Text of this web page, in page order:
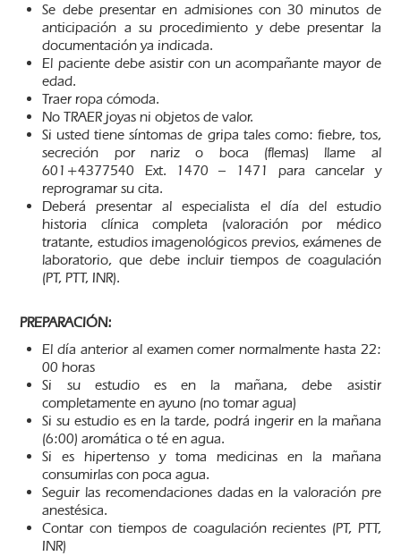
Se debe presentar en admisiones con 30 minutos de
anticipación a su procedimiento y debe presentar la
documentación ya indicada.
El paciente debe asistir con un acompañante mayor de
edad.
Traer ropa cómoda.
No TRAER joyas ni objetos de valor.
Si usted tiene síntomas de gripa tales como: fiebre, tos,
secreción por nariz o boca (flemas) llame al
601+4377540 Ext. 1470 – 1471 para cancelar y
reprogramar su cita.
Deberá presentar al especialista el día del estudio
historia clínica completa (valoración por médico
tratante, estudios imagenológicos previos, exámenes de
laboratorio, que debe incluir tiempos de coagulación
(PT, PTT, INR).
PREPARACIÓN:
El día anterior al examen comer normalmente hasta 22:
00 horas
Si su estudio es en la mañana, debe asistir
completamente en ayuno (no tomar agua)
Si su estudio es en la tarde, podrá ingerir en la mañana
(6:00) aromática o té en agua.
Si es hipertenso y toma medicinas en la mañana
consumirlas con poca agua.
Seguir las recomendaciones dadas en la valoración pre
anestésica.
Contar con tiempos de coagulación recientes (PT, PTT,
INR)